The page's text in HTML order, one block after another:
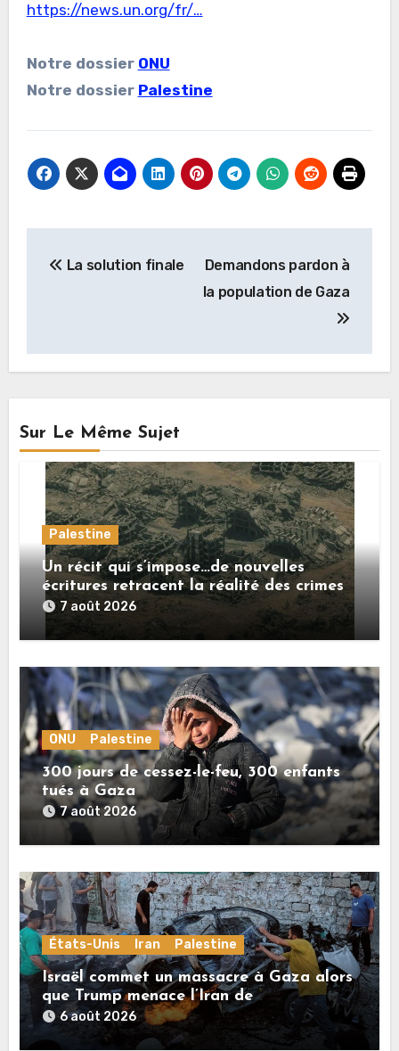
https://news.un.org/fr/…
Notre dossier ONU
Notre dossier Palestine
La solution finale
Demandons pardon à
la population de Gaza
Sur Le Même Sujet
Palestine
Un récit qui s’impose…de nouvelles
écritures retracent la réalité des crimes
sionistes à Gaza
7 août 2026
ONU Palestine
300 jours de cessez-le-feu, 300 enfants
tués à Gaza
7 août 2026
États-Unis Iran Palestine
Israël commet un massacre à Gaza alors
que Trump menace l’Iran de
«décapitation»
6 août 2026